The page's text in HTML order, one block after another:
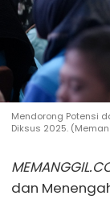
Mendorong Potensi
Diksus 2025.
dan